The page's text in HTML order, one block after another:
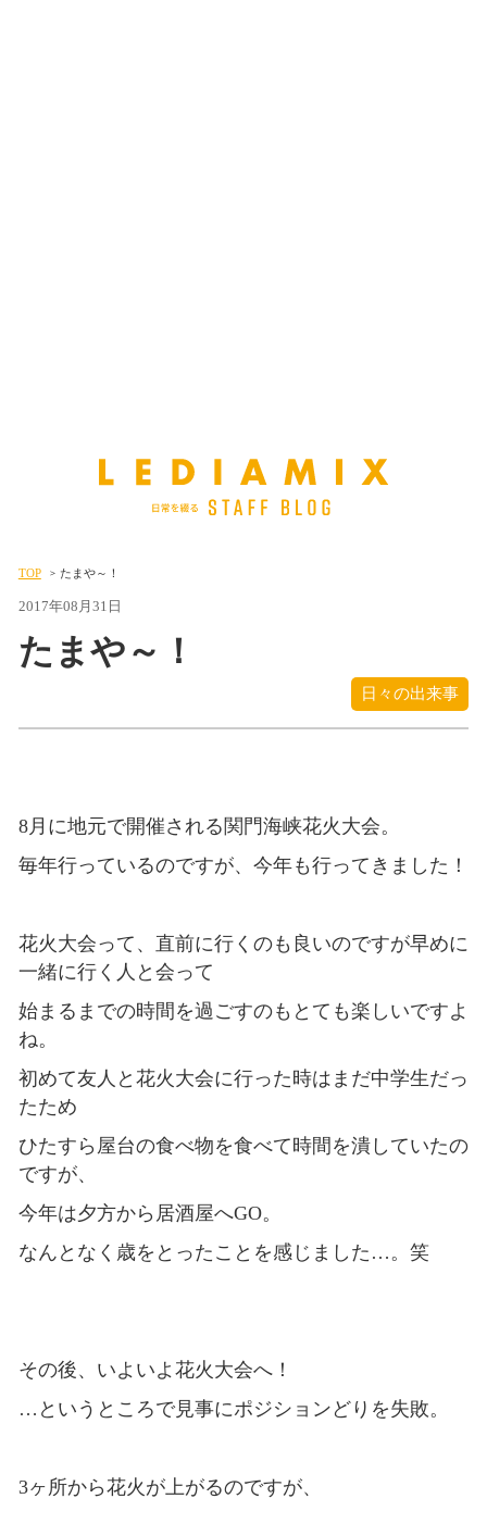
TOP たまや～！
2017年08月31日
たまや～！
日々の出来事
8月に地元で開催される関門海峡花火大会。
毎年行っているのですが、今年も行ってきました！
花火大会って、直前に行くのも良いのですが早めに
一緒に行く人と会って
始まるまでの時間を過ごすのもとても楽しいですよ
ね。
初めて友人と花火大会に行った時はまだ中学生だっ
たため
ひたすら屋台の食べ物を食べて時間を潰していたの
ですが、
今年は夕方から居酒屋へGO。
なんとなく歳をとったことを感じました…。笑
その後、いよいよ花火大会へ！
…というところで見事にポジションどりを失敗。
3ヶ所から花火が上がるのですが、